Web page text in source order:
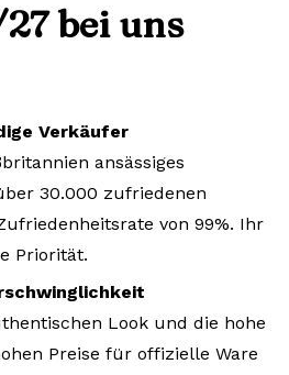
bei uns
Verkäufer
ansässiges
30.000 zufriedenen
von 99%. Ihr
Priorität.
Look und die hohe
Preise für offizielle Ware